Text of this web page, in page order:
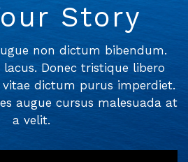
Story
non dictum bibendum.
Donec tristique libero
dictum purus imperdiet.
augue cursus malesuada at
a velit.